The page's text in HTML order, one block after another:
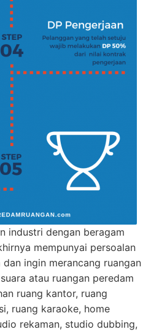
industri dengan beragam
mempunyai persoalan
ingin merancang ruangan
atau ruangan peredam
ruang kantor, ruang
ruang karaoke, home
rekaman, studio dubbing,